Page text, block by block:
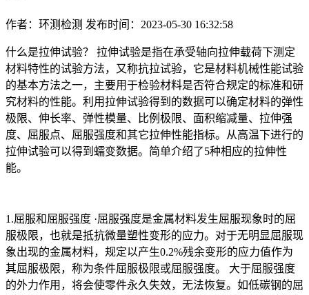
作者：环测检测 发布时间：2023-05-30 16:32:58
什么是拉伸试验？ 拉伸试验是指在承受轴向拉伸载荷下测定
材料特性的试验方法，又称抗拉试验，它是材料机械性能试验
的基本方法之一，主要用于检验材料是否符合规定的标准和研
究材料的性能。利用拉伸试验得到的数据可以确定材料的弹性
极限、伸长率、弹性模量、比例极限、面积缩减量、拉伸强
度、屈服点、屈服强度和其它拉伸性能指标。从高温下进行的
拉伸试验可以得到蠕变数据。简单介绍了5种相应的拉伸性
能。
1.屈服和屈服强度 ·屈服强度是金属材料发生屈服现象时的屈
服极限，也就是抵抗微量塑性变形的应力。对于无明显屈服现
象出现的金属材料，规定以产生0.2%残余变形的应力值作为
其屈服极限，称为条件屈服极限或屈服强度。 大于屈服强度
的外力作用，将会使零件永久失效，无法恢复。如低碳钢的屈